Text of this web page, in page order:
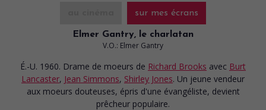
sur mes écrans
Elmer Gantry, le charlatan
V.O.: Elmer Gantry
É.-U. 1960. Drame de moeurs de Richard Brooks avec Burt
Lancaster, Jean Simmons, Shirley Jones. Un jeune vendeur
aux moeurs douteuses, épris d'une évangéliste, devient
prêcheur populaire.